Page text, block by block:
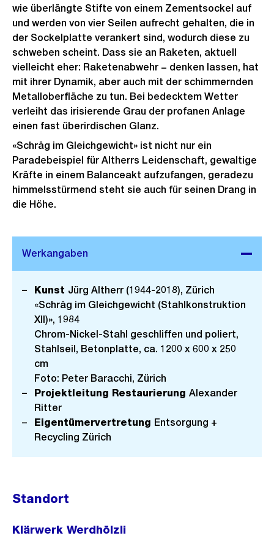
wie überlängte Stifte von einem Zementsockel auf
und werden von vier Seilen aufrecht gehalten, die in
der Sockelplatte verankert sind, wodurch diese zu
schweben scheint. Dass sie an Raketen, aktuell
vielleicht eher: Raketenabwehr − denken lassen, hat
mit ihrer Dynamik, aber auch mit der schimmernden
Metalloberfläche zu tun. Bei bedecktem Wetter
verleiht das irisierende Grau der profanen Anlage
einen fast überirdischen Glanz.
«Schräg im Gleichgewicht» ist nicht nur ein
Paradebeispiel für Altherrs Leidenschaft, gewaltige
Kräfte in einem Balanceakt aufzufangen, geradezu
himmelsstürmend steht sie auch für seinen Drang in
die Höhe.
Kunst Jürg Altherr (1944-2018), Zürich
«Schräg im Gleichgewicht (Stahlkonstruktion
XII)», 1984
Chrom-Nickel-Stahl geschliffen und poliert,
Stahlseil, Betonplatte, ca. 1200 x 600 x 250
cm
Foto: Peter Baracchi, Zürich
Projektleitung Restaurierung Alexander
Ritter
Eigentümervertretung Entsorgung +
Recycling Zürich
Standort
Klärwerk Werdhölzli